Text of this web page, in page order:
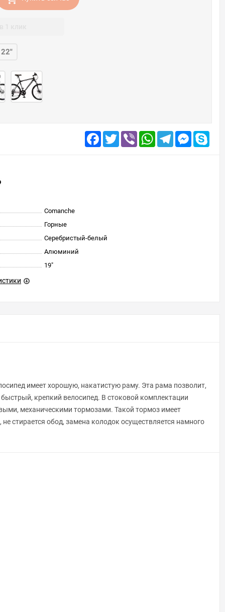
22"
Facebook
TwitterViber WhatsAppTelegram
Comanche
Горные
Серебристый-белый
Алюминий
19"
имеет хорошую, накатистую раму. Эта рама позволит,
крепкий велосипед. В стоковой комплектации
механическими тормозами. Такой тормоз имеет
стирается обод, замена колодок осуществляется намного